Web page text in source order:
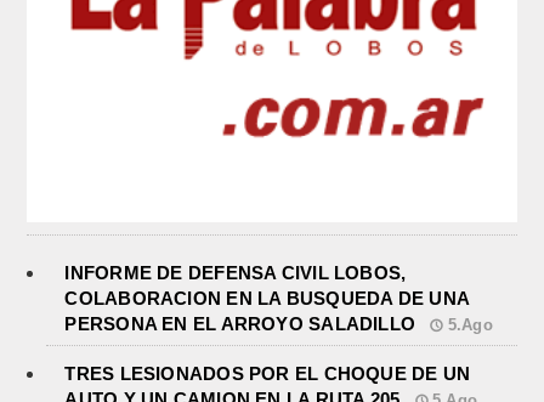
INFORME DE DEFENSA CIVIL LOBOS,
COLABORACION EN LA BUSQUEDA DE UNA
PERSONA EN EL ARROYO SALADILLO
5.Ago
TRES LESIONADOS POR EL CHOQUE DE UN